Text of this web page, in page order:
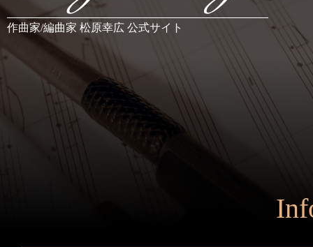
作曲家/編曲家 松原幸広 公式サイト